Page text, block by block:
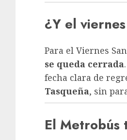
¿Y el
Para el Viernes
se queda cerrada
fecha clara de
Tasqueña, sin
El Metrobús